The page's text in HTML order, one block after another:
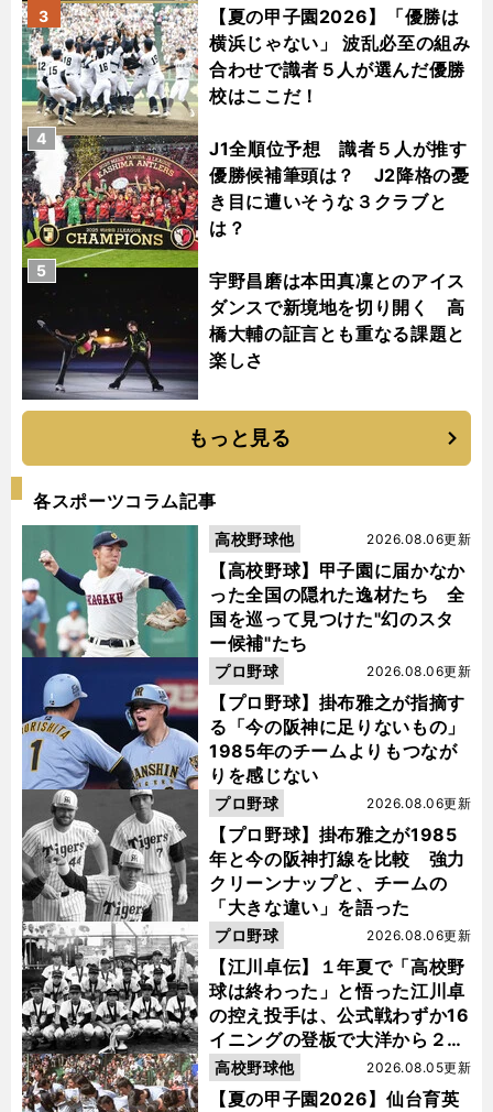
【夏の甲子園2026】「優勝は
横浜じゃない」 波乱必至の組み
合わせで識者５人が選んだ優勝
校はここだ！
3
J1全順位予想 識者５人が推す
優勝候補筆頭は？ J2降格の憂
き目に遭いそうな３クラブと
は？
4
宇野昌磨は本田真凜とのアイス
ダンスで新境地を切り開く 高
橋大輔の証言とも重なる課題と
楽しさ
5
もっと見る
各スポーツコラム記事
【高校野球】甲子園に届かなか
った全国の隠れた逸材たち 全
国を巡って見つけた"幻のスタ
ー候補"たち
2026.08.06更新
高校野球他
【プロ野球】掛布雅之が指摘す
る「今の阪神に足りないもの」
1985年のチームよりもつなが
りを感じない
2026.08.06更新
プロ野球
【プロ野球】掛布雅之が1985
年と今の阪神打線を比較 強力
クリーンナップと、チームの
「大きな違い」を語った
2026.08.06更新
プロ野球
【江川卓伝】１年夏で「高校野
球は終わった」と悟った江川卓
の控え投手は、公式戦わずか16
イニングの登板で大洋から２位
指名を受けた
2026.08.06更新
プロ野球
【夏の甲子園2026】仙台育英
2026.08.05更新
高校野球他